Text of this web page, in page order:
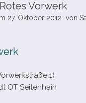
Vorwerk
27. Oktober 2012 von
1)
OT Seitenhain